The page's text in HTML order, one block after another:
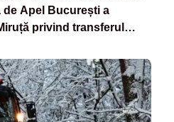
Apel București a
privind transferul